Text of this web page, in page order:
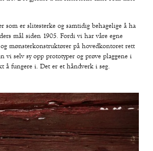
som er slitesterke og samtidig behagelige å ha
mål siden 1905. Fordi vi har våre egne
og mønsterkonstruktører på hovedkontoret rett
vi selv sy opp prototyper og prøve plaggene i
å fungere i. Det er et håndverk i seg.